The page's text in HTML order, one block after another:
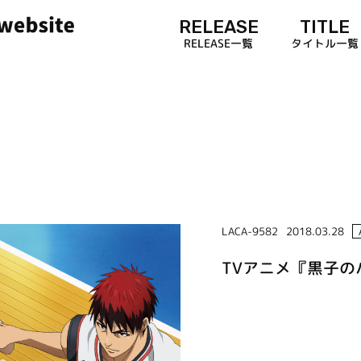
RELEASE
RELEASE一覧
TITLE
タイトル一覧
LACA-9582 2018.03.28
TVアニメ『黒子